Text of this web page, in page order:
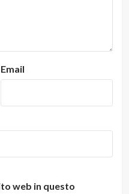
Email
web in questo